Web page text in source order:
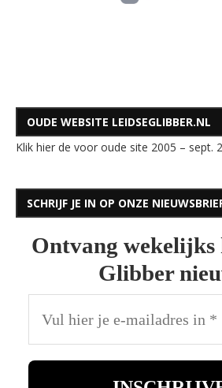
OUDE WEBSITE LEIDSEGLIBBER.NL
Klik hier de voor oude site 2005 – sept.
SCHRIJF JE IN OP ONZE
Ontvang wekelijks
Glibber